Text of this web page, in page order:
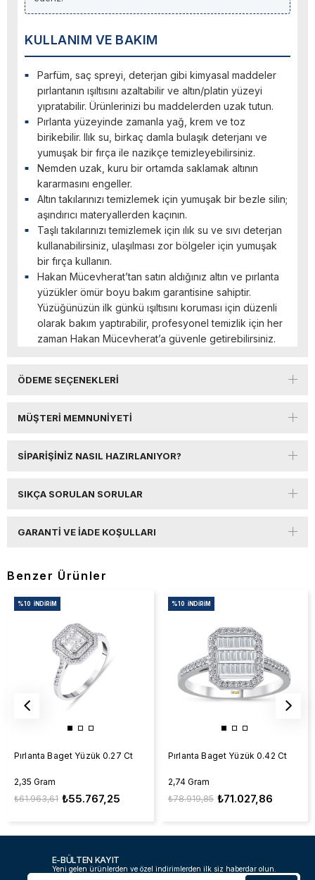
KULLANIM VE BAKIM
Parfüm, saç spreyi, deterjan gibi kimyasal maddeler
pırlantanın ışıltısını azaltabilir ve altın/platin yüzeyi
yıpratabilir. Ürünlerinizi bu maddelerden uzak tutun.
Pırlanta yüzeyinde zamanla yağ, krem ve toz
birikebilir. Ilık su, birkaç damla bulaşık deterjanı ve
yumuşak bir fırça ile nazikçe temizleyebilirsiniz.
Nemden uzak, kuru bir ortamda saklamak altının
kararmasını engeller.
Altın takılarınızı temizlemek için yumuşak bir bezle silin;
aşındırıcı materyallerden kaçının.
Taşlı takılarınızı temizlemek için ılık su ve sıvı deterjan
kullanabilirsiniz, ulaşılması zor bölgeler için yumuşak
bir fırça kullanın.
Hakan Mücevherat’tan satın aldığınız altın ve pırlanta
yüzükler ömür boyu bakım garantisine sahiptir.
Yüzüğünüzün ilk günkü ışıltısını koruması için düzenli
olarak bakım yaptırabilir, profesyonel temizlik için her
zaman Hakan Mücevherat’a güvenle getirebilirsiniz.
ÖDEME SEÇENEKLERI
MÜŞTERI MEMNUNIYETI
SIPARIŞINIZ NASIL HAZIRLANIYOR?
SIKÇA SORULAN SORULAR
GARANTI VE İADE KOŞULLARI
Benzer Ürünler
Pırlanta Baget Yüzük 0.27 Ct
2,35 Gram
₺55.767,25
₺61.963,61
%10 İNDIRIM
Pırlanta Baget Yüzük 0.42 Ct
2,74 Gram
₺71.027,86
₺78.919,85
%10 İNDIRIM
E-BÜLTEN KAYIT
Yeni gelen ürünlerden ve özel indirimlerden ilk siz haberdar olun.